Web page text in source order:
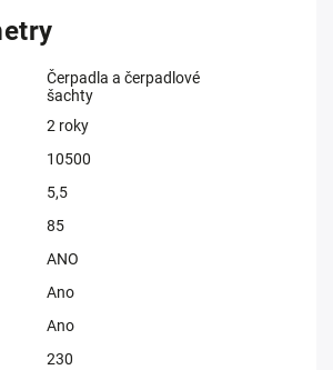
Čerpadla a čerpadlové
šachty
2 roky
10500
5,5
85
ANO
Ano
Ano
230